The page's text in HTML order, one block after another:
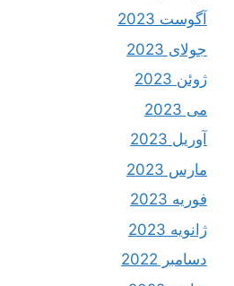
آگوست 2023
جولای 2023
ژوئن 2023
می 2023
آوریل 2023
مارس 2023
فوریه 2023
ژانویه 2023
دسامبر 2022